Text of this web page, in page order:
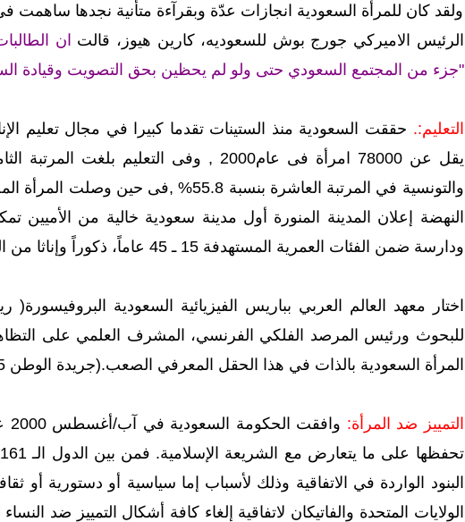
ولقد كان للمرأة السعودية انجازات عدّة وبقرآءة متأنية نجدها
الرئيس الاميركي جورج بوش للسعوديه، كارين هيوز، قالت ان
"جزء من المجتمع السعودي حتى ولو لم يحظين بحق التصويت وقيادة
التعليم:. حققت السعودية منذ الستينات تقدما كبيرا في مجال تعليم
والتونسية في المرتبة العاشرة بنسبة
ودارسة ضمن الفئات العمرية المستهدفة 15 ـ 45 عاماً، ذكوراً وإناثا من المواطنين السعوديين والمقيمين إقامة دائمة في المدينة.
اختار معهد العالم العربي بباريس الفيزيائية السعودية
للبحوث ورئيس المرصد الفلكي الفرنسي، المشرف العلمي على
المرأة السعودية بالذات في هذا الحقل المعرفي الصعب.(جريدة الوطن 1805)
التمييز ضد المرأة:
الولايات المتحدة والفاتيكان لاتفاقية إلغاء كافة أشكال التمييز ضد